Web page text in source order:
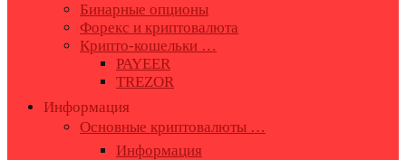
Бинарные опционы
Форекс и криптовалюта
Крипто-кошельки …
PAYEER
TREZOR
Информация
Основные криптовалюты …
Информация